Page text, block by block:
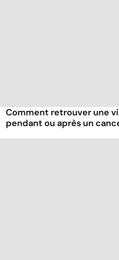
Comment retrouver une
pendant ou après un